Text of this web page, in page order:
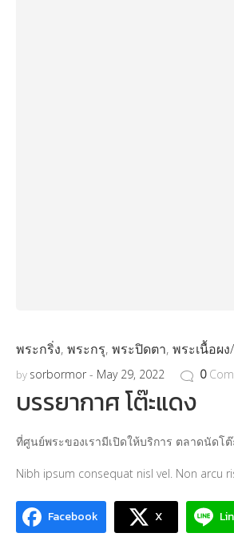
พระกริ่ง, พระกรุ, พระปิดตา, พระเนื้อผ
by sorbormor May 29, 2022 0
บรรยากาศ โต๊ะแดง
ที่ศูนย์พระของเรามีเปิดให้บริการ ตลาดนัด
Nibh ipsum consequat nisl vel. Non arcu
Facebook X